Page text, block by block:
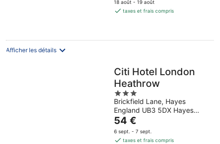
est
par
18 août - 19 août
taxes et frais compris
Afficher les détails
Citi Hotel London
Heathrow
3
out
of
5
Brickfield Lane, Hayes
England UB3 5DX Hayes
England
Le
prix
est
54 €
6 sept. - 7 sept.
taxes et frais compris